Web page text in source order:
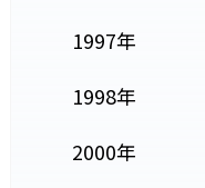
1997年
1998年
2000年